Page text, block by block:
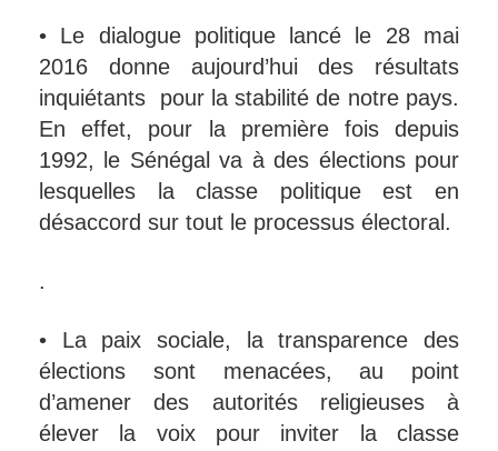
• Le dialogue politique lancé le 28 mai
2016 donne aujourd’hui des résultats
inquiétants pour la stabilité de notre pays.
En effet, pour la première fois depuis
1992, le Sénégal va à des élections pour
lesquelles la classe politique est en
désaccord sur tout le processus électoral.
.
• La paix sociale, la transparence des
élections sont menacées, au point
d’amener des autorités religieuses à
élever la voix pour inviter la classe